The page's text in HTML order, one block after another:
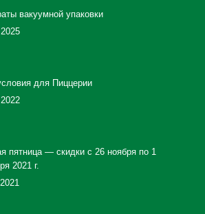
вакуумной упаковки
для Пиццерии
пятница — скидки с 26 ноября по 1
2021 г.